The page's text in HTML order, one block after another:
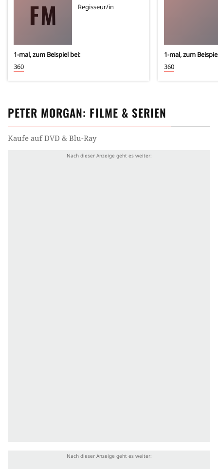
FM Regisseur/in
1-mal, zum Beispiel bei:
360
1-mal, zum
360
PETER MORGAN: FILME & SERIEN
Kaufe auf DVD & Blu-Ray